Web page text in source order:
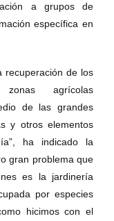
a grupos de
específica en
recuperación de los
zonas agrícolas
de las grandes
y otros elementos
ha indicado la
gran problema que
es la jardinería
por especies
hicimos con el